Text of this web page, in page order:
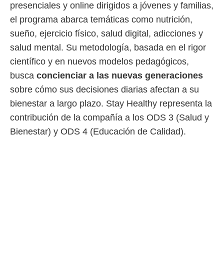
presenciales y online dirigidos a jóvenes y familias,
el programa abarca temáticas como nutrición,
sueño, ejercicio físico, salud digital, adicciones y
salud mental. Su metodología, basada en el rigor
científico y en nuevos modelos pedagógicos,
busca concienciar a las nuevas generaciones
sobre cómo sus decisiones diarias afectan a su
bienestar a largo plazo. Stay Healthy representa la
contribución de la compañía a los ODS 3 (Salud y
Bienestar) y ODS 4 (Educación de Calidad).